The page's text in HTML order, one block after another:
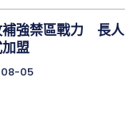
補強禁區戰力 長人
加盟
05